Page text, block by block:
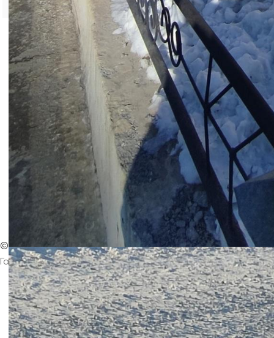
< Вернуться на главную страницу
©Интернет-издание Магнезитовец
Газета основана 16 марта 1930 года
Главная
Контакты
Афиша
Архив выпусков